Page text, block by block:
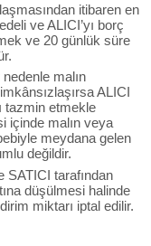
itibaren en
ve ALICI’yı borç
ve 20 günlük süre
malın
ALICI
tazmin etmekle
içinde malın veya
meydana gelen
değildir.
SATICI tarafından
düşülmesi halinde
miktarı iptal edilir.